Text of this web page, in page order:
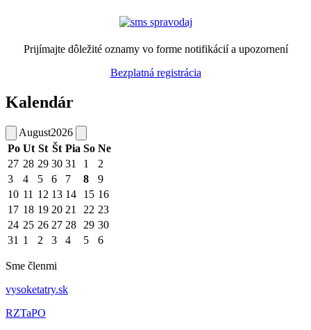
Prijímajte dôležité oznamy vo forme notifikácií a upozornení
Bezplatná registrácia
Kalendár
August2026
Po Ut St Št Pia So Ne
27 28 29 30 31 1
2
3
4 5 6 7 8
9
10 11 12 13 14 15 16
17 18 19 20 21 22 23
24 25 26 27 28 29 30
31 1 2 3 4 5 6
Sme členmi
vysoketatry.sk
RZTaPO